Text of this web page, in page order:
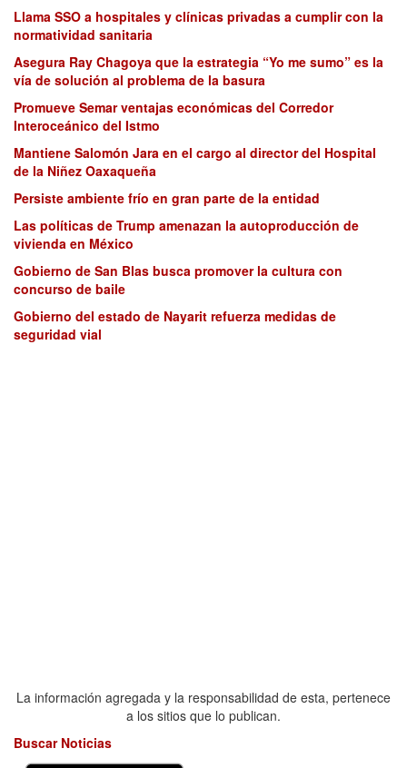
Llama SSO a hospitales y clínicas privadas a cumplir con la
normatividad sanitaria
Asegura Ray Chagoya que la estrategia “Yo me sumo” es la
vía de solución al problema de la basura
Promueve Semar ventajas económicas del Corredor
Interoceánico del Istmo
Mantiene Salomón Jara en el cargo al director del Hospital
de la Niñez Oaxaqueña
Persiste ambiente frío en gran parte de la entidad
Las políticas de Trump amenazan la autoproducción de
vivienda en México
Gobierno de San Blas busca promover la cultura con
concurso de baile
Gobierno del estado de Nayarit refuerza medidas de
seguridad vial
La información agregada y la responsabilidad de esta, pertenece
a los sitios que lo publican.
Buscar Noticias